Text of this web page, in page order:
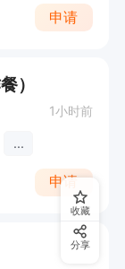
申请
）
1小时前
...
申请
收藏
分享